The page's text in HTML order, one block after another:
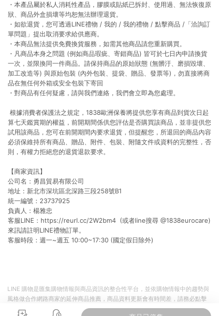
・本產品屬於私人消耗性產品，膠膜或貼紙已拆封、使用過、無法恢復原
狀、商品外盒損壞等均恕無法辦理退貨。
・如欲退貨，您可透過LINE禮物 / 我的 / 我的禮物 / 點擊商品 /「洽詢訂
單問題」提出取消要求給供應商。
・本商品無法提供免費換貨服務，如需其他商品請您重新購買。
・凡商品本身之問題 (例如商品瑕疵、寄錯商品) 皆可於七日內申請換貨
一次，並限換同一件商品。請保持商品的原始狀態 (無髒汙、磨損毀壞、
加工改造等) 與原始包裝 (內外包裝、提袋、贈品、發票等)，勿直接將商
品在無任何外箱或安全包裝下寄回
・對商品有任何疑慮，請與我們連絡，我們會立即為您處理。
根據消費者保護法之規定，1838歐洲保養將提供您享有商品到貨次日起
算七天鑑賞期的權益，前開期間係供您評估是否購買該商品，並非提供您
試用該商品，您可在前開期間內要求退貨，但提醒您，所退回的商品內容
必須保維持所有商品、贈品、附件、包裝、附隨文件或資料的完整性，否
則，有權力拒絕您的退貨退款要求。
【商家資訊】
公司名：勇昌貿易有限公司
地址：新北市深坑區北深路三段258號B1
統一編號：23737925
負責人：楊雅忠
客服LINE：https://reurl.cc/2W2bm4 (或者line搜尋 @1838eurocare)
來訊請註明LINE禮物訂單。
客服時段：週一~週五 10:00~17:30 (國定假日除外)
LINE 購物是匯集購物情報與商品資訊的整合性平台，並依購物情報中的趨勢與
風格做合作網路商家的延伸商品推薦，商品資料更新會有時間差，請務必點擊
商品至各合作網路商家，確認現售價與購物條件，一切資訊以合作廠商網頁為